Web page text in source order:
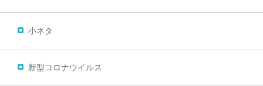
小ネタ
新型コロナウイルス